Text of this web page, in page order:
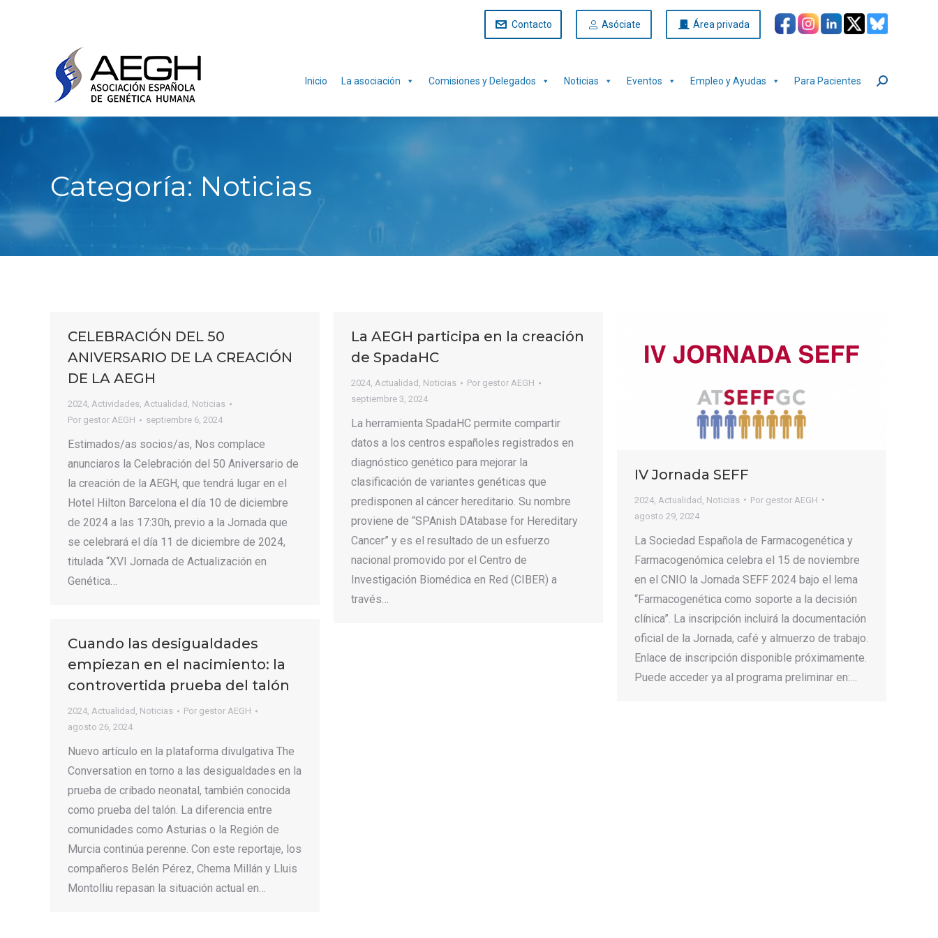
Contacto Asóciate Área privada
Inicio La asociación Comisiones y Delegados Noticias Eventos Empleo y Ayudas Para Pacientes Buscar:
Categoría: Noticias
CELEBRACIÓN DEL 50
ANIVERSARIO DE LA CREACIÓN
DE LA AEGH
2024, Actividades, Actualidad , Noticias
Por gestor AEGH septiembre 6, 2024
Estimados/as socios/as, Nos complace
anunciaros la Celebración del 50 Aniversario de
la creación de la AEGH, que tendrá lugar en el
Hotel Hilton Barcelona el día 10 de diciembre
de 2024 a las 17:30h, previo a la Jornada que
se celebrará el día 11 de diciembre de 2024,
titulada “XVI Jornada de Actualización en
Genética…
La AEGH participa en la creación
de SpadaHC
2024, Actualidad , Noticias Por gestor AEGH
septiembre 3, 2024
La herramienta SpadaHC permite compartir
datos a los centros españoles registrados en
diagnóstico genético para mejorar la
clasificación de variantes genéticas que
predisponen al cáncer hereditario. Su nombre
proviene de “SPAnish DAtabase for Hereditary
Cancer” y es el resultado de un esfuerzo
nacional promovido por el Centro de
Investigación Biomédica en Red (CIBER) a
través…
IV Jornada SEFF
2024 Actualidad Noticias Por gestor AEGH
agosto 29, 2024
La Sociedad Española de Farmacogenética y
Farmacogenómica celebra el 15 de noviembre
en el CNIO la Jornada SEFF 2024 bajo el lema
“Farmacogenética como soporte a la decisión
clínica”. La inscripción incluirá la documentación
oficial de la Jornada, café y almuerzo de trabajo.
Enlace de inscripción disponible próximamente.
Puede acceder ya al programa preliminar en:…
Cuando las desigualdades
empiezan en el nacimiento: la
controvertida prueba del talón
2024, Actualidad , Noticias Por gestor AEGH
agosto 26, 2024
Nuevo artículo en la plataforma divulgativa The
Conversation en torno a las desigualdades en la
prueba de cribado neonatal, también conocida
como prueba del talón. La diferencia entre
comunidades como Asturias o la Región de
Murcia continúa perenne. Con este reportaje, los
compañeros Belén Pérez, Chema Millán y Lluis
Montolliu repasan la situación actual en…